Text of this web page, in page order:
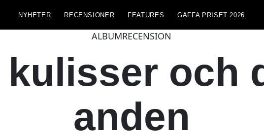
NYHETER RECENSIONER FEATURES GAFFA PRISET 2026
ALBUMRECENSION
och
anden